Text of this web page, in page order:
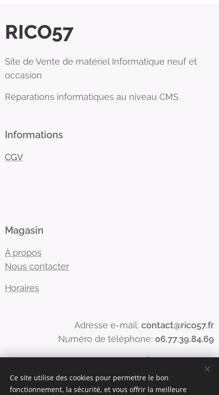
RICO57
Site de Vente de matériel Informatique neuf et
occasion
Réparations informatiques au niveau CMS
Informations
CGV
Magasin
À propos
Nous contacter
Horaires
Adresse e-mail: contact@rico57.fr
Numéro de téléphone: 06.77.39.84.69
Numéro Siren : 815398250
Numéro de TVA : FR68815398250
Ce site utilise des cookies pour permettre le bon
fonctionnement, la sécurité, et vous offrir la meilleure